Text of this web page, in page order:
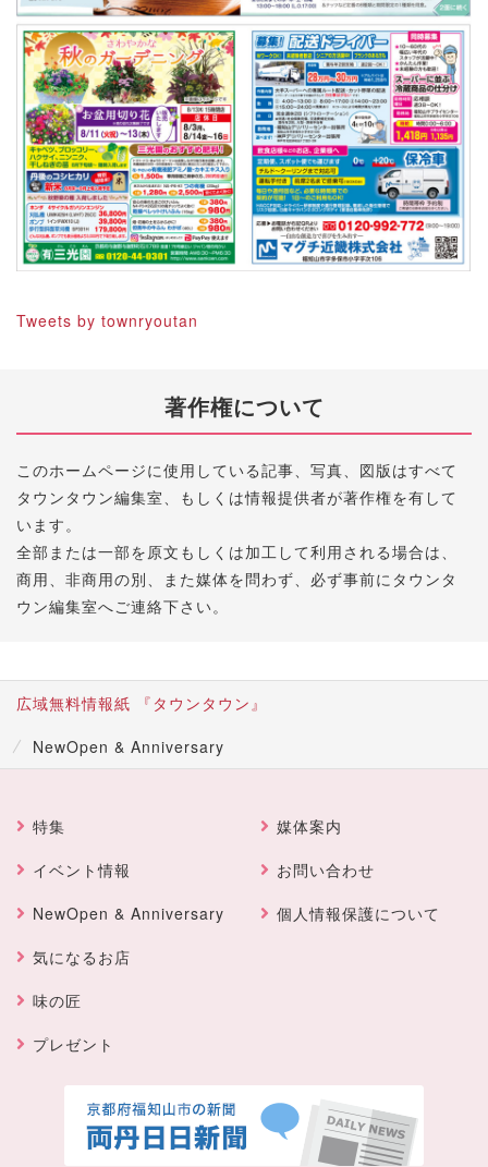
Tweets by townryoutan
著作権について
このホームページに使用している記事、写真、図版はすべて
タウンタウン編集室、もしくは情報提供者が著作権を有して
います。
全部または一部を原文もしくは加工して利用される場合は、
商用、非商用の別、また媒体を問わず、必ず事前にタウンタ
ウン編集室へご連絡下さい。
広域無料情報紙 『タウンタウン』
NewOpen & Anniversary
特集
イベント情報
NewOpen & Anniversary
気になるお店
味の匠
プレゼント
媒体案内
お問い合わせ
個人情報保護について